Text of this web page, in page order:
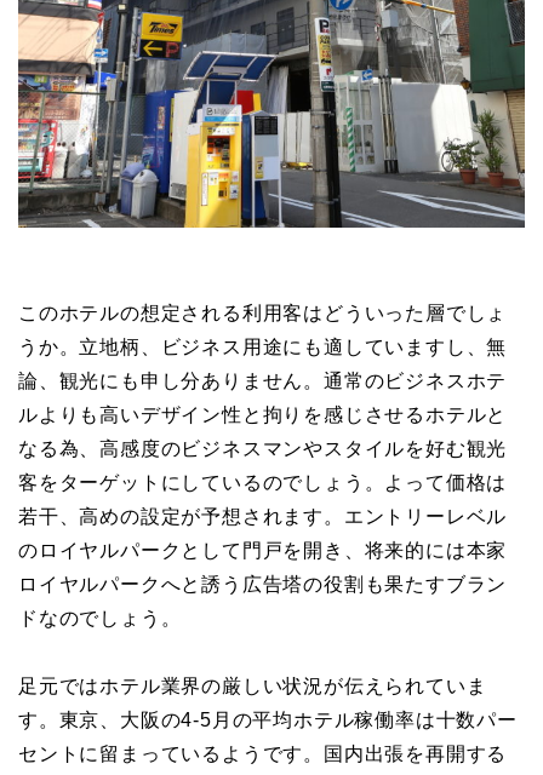
このホテルの想定される利用客はどういった層でしょ
うか。立地柄、ビジネス用途にも適していますし、無
論、観光にも申し分ありません。通常のビジネスホテ
ルよりも高いデザイン性と拘りを感じさせるホテルと
なる為、高感度のビジネスマンやスタイルを好む観光
客をターゲットにしているのでしょう。よって価格は
若干、高めの設定が予想されます。エントリーレベル
のロイヤルパークとして門戸を開き、将来的には本家
ロイヤルパークへと誘う広告塔の役割も果たすブラン
ドなのでしょう。
足元ではホテル業界の厳しい状況が伝えられていま
す。東京、大阪の4-5月の平均ホテル稼働率は十数パー
セントに留まっているようです。国内出張を再開する